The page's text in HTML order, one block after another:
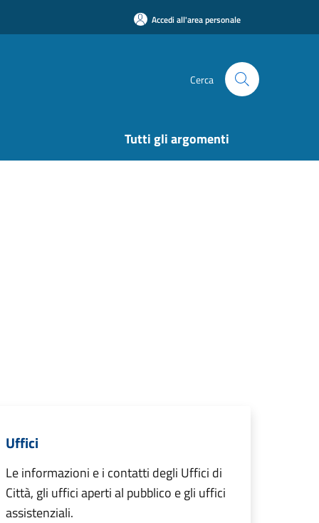
Accedi all'area personale
Cerca
Tutti gli argomenti
Uffici
Le informazioni e i contatti degli Uffici di
Città, gli uffici aperti al pubblico e gli uffici
assistenziali.